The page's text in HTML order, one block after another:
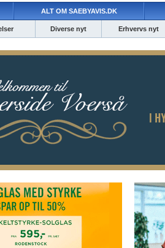
ALT OM SAEBYAVIS.DK
Diverse nyt Erhvervs nyt